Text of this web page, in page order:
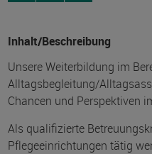
Inhalt/Beschreibung
Unsere Weiterbildung im
Alltagsbegleitung/
Chancen und Perspektiven
Als qualifizierte
Pflegeeinrichtungen tätig